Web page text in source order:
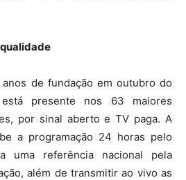
de fundação em outubro do
presente nos 63 maiores
por sinal aberto e TV paga. A
a programação 24 horas pelo
uma referência nacional pela
além de transmitir ao vivo as